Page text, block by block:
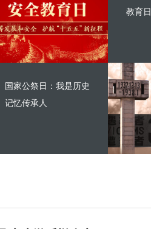
教育日
国家公祭日：我是历史
记忆传承人